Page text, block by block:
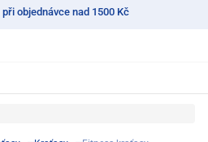
objednávce nad 1500 Kč